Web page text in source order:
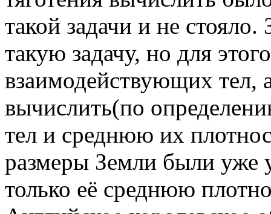
такой задачи и не стояло.
такую задачу, но для
взаимодействующих
вычислить(по
тел и среднюю их
размеры Земли были уже
только её среднюю